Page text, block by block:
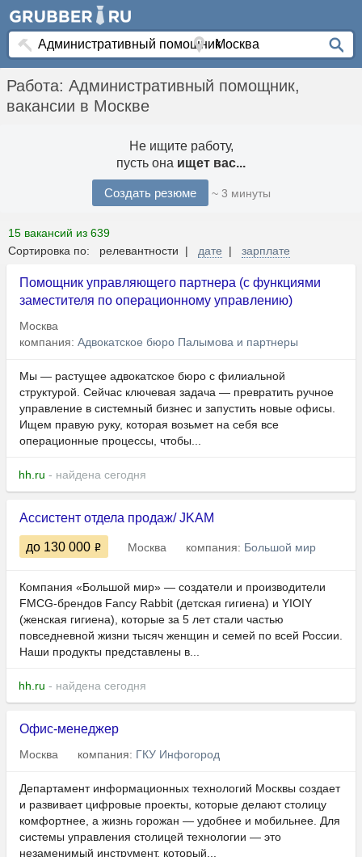
Работа: Административный помощник,
вакансии в Москве
Не ищите работу,
пусть она ищет вас...
Создать резюме ~ 3 минуты
15 вакансий из 639
Сортировка по: релевантности | дате | зарплате
Помощник управляющего партнера (с функциями
заместителя по операционному управлению)
Москва
компания: Адвокатское бюро Палымова и партнеры
Мы — растущее адвокатское бюро с филиальной
структурой. Сейчас ключевая задача — превратить ручное
управление в системный бизнес и запустить новые офисы.
Ищем правую руку, которая возьмет на себя все
операционные процессы, чтобы...
hh.ru - найдена сегодня
Ассистент отдела продаж/ JKAM
до 130 000 Москва компания: Большой мир
Компания «Большой мир» — создатели и производители
FMCG-брендов Fancy Rabbit (детская гигиена) и YIOIY
(женская гигиена), которые за 5 лет стали частью
повседневной жизни тысяч женщин и семей по всей России.
Наши продукты представлены в...
hh.ru - найдена сегодня
Офис-менеджер
Москва компания: ГКУ Инфогород
Департамент информационных технологий Москвы создает
и развивает цифровые проекты, которые делают столицу
комфортнее, а жизнь горожан — удобнее и мобильнее. Для
системы управления столицей технологии — это
незаменимый инструмент, который...